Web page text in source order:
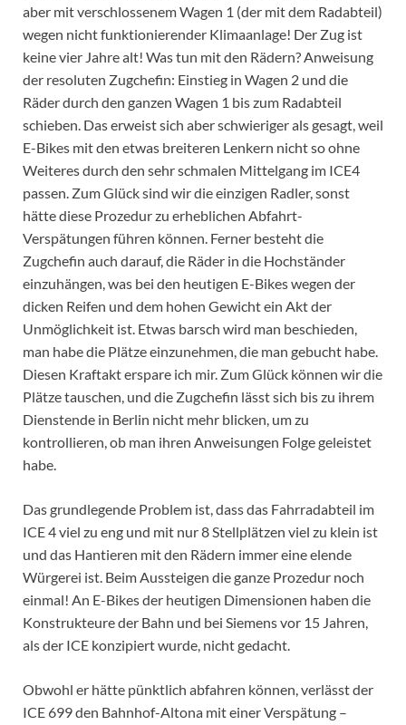
aber mit verschlossenem Wagen 1 (der mit dem Radabteil)
wegen nicht funktionierender Klimaanlage! Der Zug ist
keine vier Jahre alt! Was tun mit den Rädern? Anweisung
der resoluten Zugchefin: Einstieg in Wagen 2 und die
Räder durch den ganzen Wagen 1 bis zum Radabteil
schieben. Das erweist sich aber schwieriger als gesagt, weil
E-Bikes mit den etwas breiteren Lenkern nicht so ohne
Weiteres durch den sehr schmalen Mittelgang im ICE4
passen. Zum Glück sind wir die einzigen Radler, sonst
hätte diese Prozedur zu erheblichen Abfahrt-
Verspätungen führen können. Ferner besteht die
Zugchefin auch darauf, die Räder in die Hochständer
einzuhängen, was bei den heutigen E-Bikes wegen der
dicken Reifen und dem hohen Gewicht ein Akt der
Unmöglichkeit ist. Etwas barsch wird man beschieden,
man habe die Plätze einzunehmen, die man gebucht habe.
Diesen Kraftakt erspare ich mir. Zum Glück können wir die
Plätze tauschen, und die Zugchefin lässt sich bis zu ihrem
Dienstende in Berlin nicht mehr blicken, um zu
kontrollieren, ob man ihren Anweisungen Folge geleistet
habe.
Das grundlegende Problem ist, dass das Fahrradabteil im
ICE 4 viel zu eng und mit nur 8 Stellplätzen viel zu klein ist
und das Hantieren mit den Rädern immer eine elende
Würgerei ist. Beim Aussteigen die ganze Prozedur noch
einmal! An E-Bikes der heutigen Dimensionen haben die
Konstrukteure der Bahn und bei Siemens vor 15 Jahren,
als der ICE konzipiert wurde, nicht gedacht.
Obwohl er hätte pünktlich abfahren können, verlässt der
ICE 699 den Bahnhof-Altona mit einer Verspätung –